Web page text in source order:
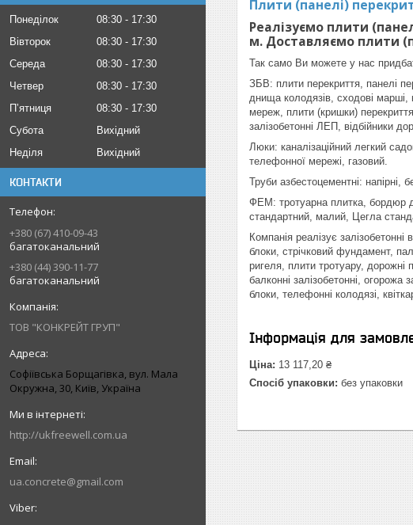
Понеділок 08:30
17:30
Вівторок
08:30
17:30
Середа
08:30
17:30
Четвер
08:30
17:30
Пʼятниця
08:30
17:30
Субота
Вихідний
Неділя
Вихідний
КОНТАКТИ
+380 (67) 410-09-43
багатоканальний
+380 (44) 390-11-77
багатоканальний
ТОВ "КОНКРЕЙТ ГРУП"
Софіївська Борщагівка, вул. Мала
Окружна, 30, Київ, Україна
http://ukfreewell.com.ua
ua.concrete@gmail.com
Плити (панелі)
Реалізуємо плити
м. Доставляємо плити
Так само Ви можете у нас
ЗБВ: плити перекриття, панелі
днища колодязів, сходові марші,
мереж, плити (кришки)
залізобетонні ЛЕП, відбійники
Люки: каналізаційний легкий
телефонної мережі, газовий.
Труби азбестоцементні: напірні,
ФЕМ: тротуарна плитка, бордюр
стандартний, малий, Цегла
Компанія реалізує
блоки, стрічковий фундамент,
ригеля, плити тротуару, дорожні
балконні залізобетонні, огорожа
блоки, телефонні колодязі,
Інформація для
Ціна: 13 117,20 ₴
Спосіб упаковки: без упаковки